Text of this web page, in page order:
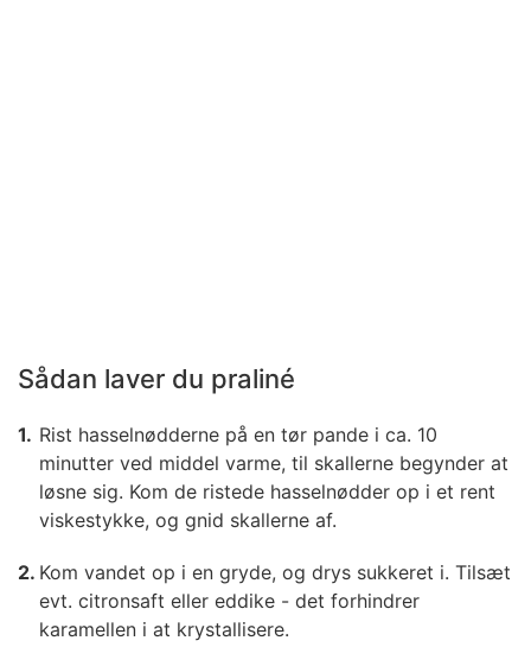
Sådan laver du praliné
Rist hasselnødderne på en tør pande i ca. 10
minutter ved middel varme, til skallerne begynder at
løsne sig. Kom de ristede hasselnødder op i et rent
viskestykke, og gnid skallerne af.
Kom vandet op i en gryde, og drys sukkeret i. Tilsæt
evt. citronsaft eller eddike - det forhindrer
karamellen i at krystallisere.